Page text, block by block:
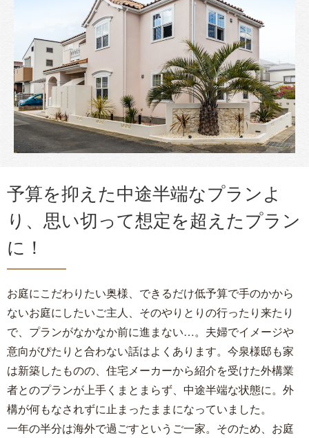
予算を抑えた中途半端なプランよ
り、思い切って想定を超えたプラン
に！
お庭にこだわりたい奥様、できるだけ低予算で手のかから
ないお庭にしたいご主人、そのやりとりの行ったり来たり
で、プランがなかなか前に進まない…。夫婦でイメージや
意向がぴたりと合わない話はよくあります。今泉様邸も家
は新築したものの、住宅メーカーから紹介を受けた外構業
者とのプランが上手くまとまらず、中途半端な状態に。外
構が何もなされずに止まったままになっていました。
一年の半分は海外で過ごすというご一家。そのため、お庭